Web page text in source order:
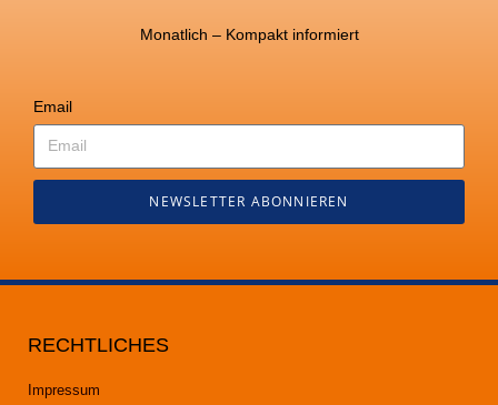
Monatlich – Kompakt informiert
Email
NEWSLETTER ABONNIEREN
RECHTLICHES
Impressum